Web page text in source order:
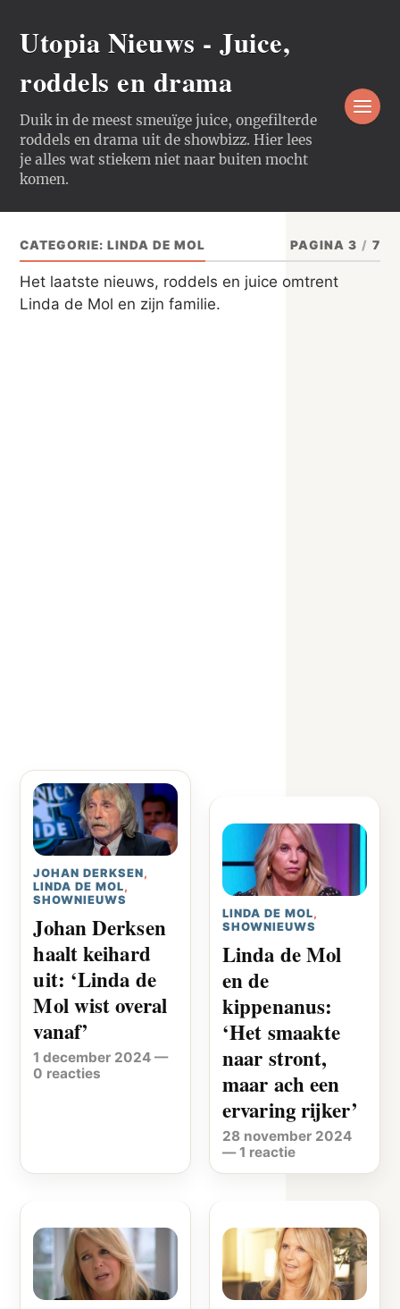
Utopia Nieuws - Juice,
roddels en drama
Duik in de meest smeuïge juice, ongefilterde
roddels en drama uit de showbizz. Hier lees
je alles wat stiekem niet naar buiten mocht
komen.
CATEGORIE:LINDA DE MOL PAGINA 3 / 7
Het laatste nieuws, roddels en juice omtrent
Linda de Mol en zijn familie.
JOHAN DERKSEN,
LINDA DE MOL,
SHOWNIEUWS
Johan Derksen
haalt keihard
uit: ‘Linda de
Mol wist overal
vanaf’
1 december 2024 —
0 reacties
LINDA DE MOL,
SHOWNIEUWS
Linda de Mol
en de
kippenanus:
‘Het smaakte
naar stront,
maar ach een
ervaring rijker’
28 november 2024
—1 reactie